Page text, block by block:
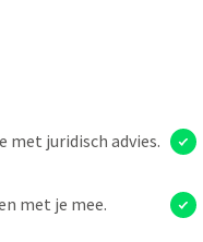
met juridisch advies.
met je mee.